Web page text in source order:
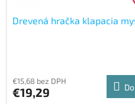
Drevená hračka klapacia
€15,68 bez DPH
€19,29